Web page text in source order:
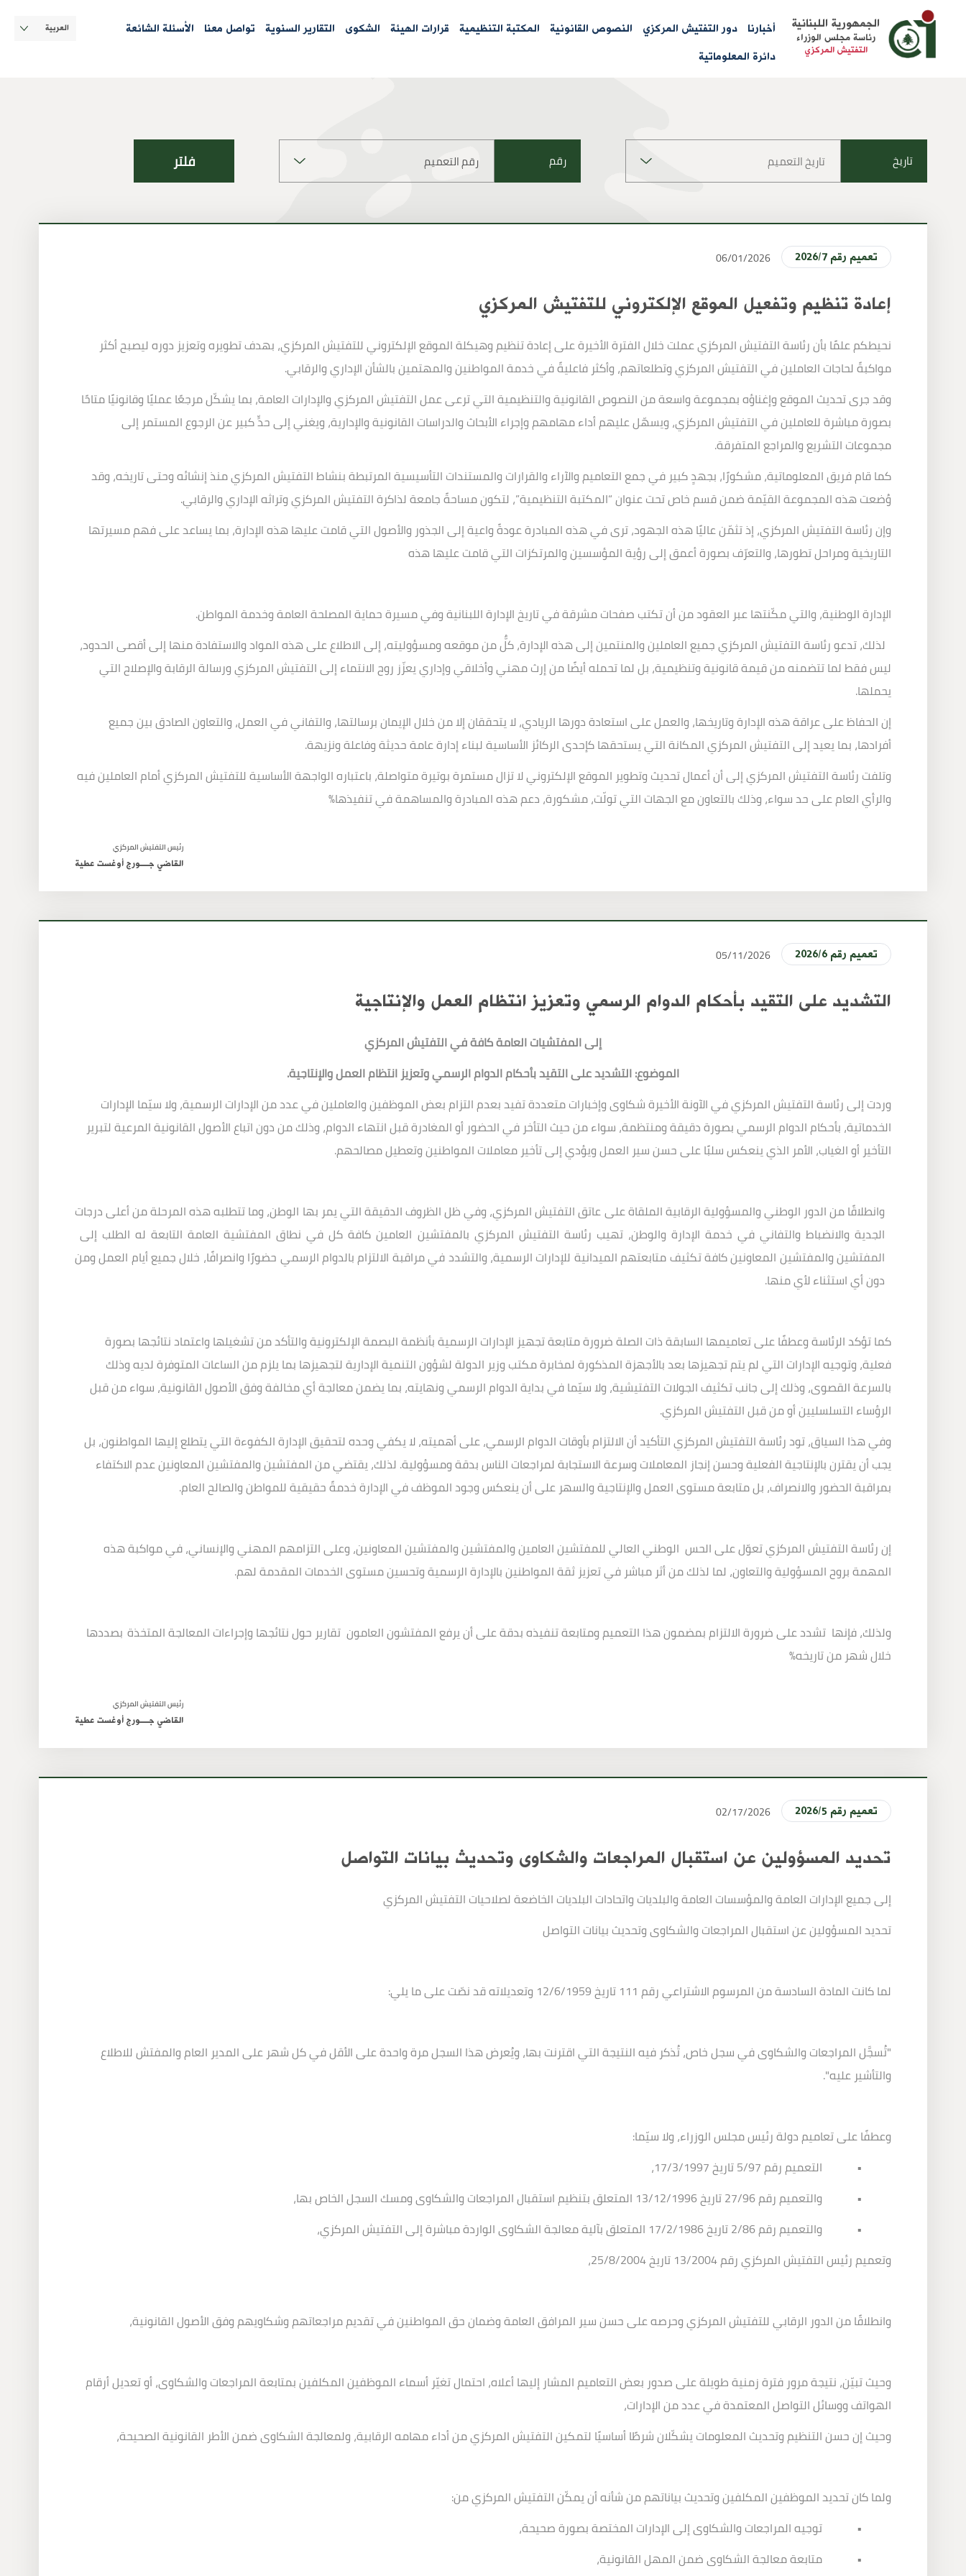
الجمهورية اللبنانية
رئاسة مجلس الوزراء
التفتيش المركزي
Main
أخبارنا دور التفتيش المركزي النصوص القانونية المكتبة التنظيمية قرارات الهيئة الشكوى التقارير السنوية تواصل معنا الأسئلة الشائعة
دائرة المعلوماتية
Select
your
تاريخ رقم
2026/7 تعميم رقم 06/01/2026
إعادة تنظيم وتفعيل الموقع الإلكتروني للتفتيش المركزي
نحيطكم علمًا بأن رئاسة التفتيش المركزي عملت خلال الفترة الأخيرة على إعادة تنظيم وهيكلة الموقع الإلكتروني للتفتيش المركزي، بهدف تطويره وتعزيز دوره ليصبح أكثر
مواكبةً لحاجات العاملين في التفتيش المركزي وتطلعاتهم، وأكثر فاعليةً في خدمة المواطنين والمهتمين بالشأن الإداري والرقابي.
وقد جرى تحديث الموقع وإغناؤه بمجموعة واسعة من النصوص القانونية والتنظيمية التي ترعى عمل التفتيش المركزي والإدارات العامة، بما يشكّل مرجعًا عمليًا وقانونيًا متاحًا
بصورة مباشرة للعاملين في التفتيش المركزي، ويسهّل عليهم أداء مهامهم وإجراء الأبحاث والدراسات القانونية والإدارية، ويغني إلى حدٍّ كبير عن الرجوع المستمر إلى
مجموعات التشريع والمراجع المتفرقة.
كما قام فريق المعلوماتية، مشكورًا، بجهدٍ كبير في جمع التعاميم والآراء والقرارات والمستندات التأسيسية المرتبطة بنشاط التفتيش المركزي منذ إنشائه وحتى تاريخه، وقد
وُضعت هذه المجموعة القيّمة ضمن قسم خاص تحت عنوان “المكتبة التنظيمية”، لتكون مساحةً جامعة لذاكرة التفتيش المركزي وتراثه الإداري والرقابي.
وإن رئاسة التفتيش المركزي، إذ تثمّن عاليًا هذه الجهود، ترى في هذه المبادرة عودةً واعية إلى الجذور والأصول التي قامت عليها هذه الإدارة، بما يساعد على فهم مسيرتها
التاريخية ومراحل تطورها، والتعرّف بصورة أعمق إلى رؤية المؤسسين والمرتكزات التي قامت عليها هذه
الإدارة الوطنية، والتي مكّنتها عبر العقود من أن تكتب صفحات مشرقة في تاريخ الإدارة اللبنانية وفي مسيرة حماية المصلحة العامة وخدمة المواطن.
لذلك، تدعو رئاسة التفتيش المركزي جميع العاملين والمنتمين إلى هذه الإدارة، كلٌّ من موقعه ومسؤوليته، إلى الاطلاع على هذه المواد والاستفادة منها إلى أقصى الحدود،
ليس فقط لما تتضمنه من قيمة قانونية وتنظيمية، بل لما تحمله أيضًا من إرث مهني وأخلاقي وإداري يعزّز روح الانتماء إلى التفتيش المركزي ورسالة الرقابة والإصلاح التي
يحملها.
إن الحفاظ على عراقة هذه الإدارة وتاريخها، والعمل على استعادة دورها الريادي، لا يتحققان إلا من خلال الإيمان برسالتها، والتفاني في العمل، والتعاون الصادق بين جميع
أفرادها، بما يعيد إلى التفتيش المركزي المكانة التي يستحقها كإحدى الركائز الأساسية لبناء إدارة عامة حديثة وفاعلة ونزيهة.
وتلفت رئاسة التفتيش المركزي إلى أن أعمال تحديث وتطوير الموقع الإلكتروني لا تزال مستمرة بوتيرة متواصلة، باعتباره الواجهة الأساسية للتفتيش المركزي أمام العاملين فيه
والرأي العام على حد سواء، وذلك بالتعاون مع الجهات التي تولّت، مشكورة، دعم هذه المبادرة والمساهمة في تنفيذها%
رئيس التفتيش المركزي
القاضي جــــورج أوغست عطية
2026/6 تعميم رقم 05/11/2026
التشديد على التقيد بأحكام الدوام الرسمي وتعزيز انتظام العمل والإنتاجية
إلى المفتشيات العامة كافة في التفتيش المركزي
الموضوع: التشديد على التقيد بأحكام الدوام الرسمي وتعزيز انتظام العمل والإنتاجية.
وردت إلى رئاسة التفتيش المركزي في الآونة الأخيرة شكاوى وإخبارات متعددة تفيد بعدم التزام بعض الموظفين والعاملين في عدد من الإدارات الرسمية، ولا سيّما الإدارات
الخدماتية، بأحكام الدوام الرسمي بصورة دقيقة ومنتظمة، سواء من حيث التأخر في الحضور أو المغادرة قبل انتهاء الدوام، وذلك من دون اتباع الأصول القانونية المرعية لتبرير
التأخير أو الغياب، الأمر الذي ينعكس سلبًا على حسن سير العمل ويؤدي إلى تأخير معاملات المواطنين وتعطيل مصالحهم.
وانطلاقًا من الدور الوطني والمسؤولية الرقابية الملقاة على عاتق التفتيش المركزي، وفي ظل الظروف الدقيقة التي يمر بها الوطن، وما تتطلبه هذه المرحلة من أعلى درجات
الجدية والانضباط والتفاني في خدمة الإدارة والوطن، تهيب رئاسة التفتيش المركزي بالمفتشين العامين كافة كل في نطاق المفتشية العامة التابعة له الطلب إلى
المفتشين والمفتشين المعاونين كافة تكثيف متابعتهم الميدانية للإدارات الرسمية، والتشدد في مراقبة الالتزام بالدوام الرسمي حضورًا وانصرافًا، خلال جميع أيام العمل ومن
دون أي استثناء لأي منها.
كما تؤكد الرئاسة وعطفًا على تعاميمها السابقة ذات الصلة ضرورة متابعة تجهيز الإدارات الرسمية بأنظمة البصمة الإلكترونية والتأكد من تشغيلها واعتماد نتائجها بصورة
فعلية، وتوجيه الإدارات التي لم يتم تجهيزها بعد بالأجهزة المذكورة لمخابرة مكتب وزير الدولة لشؤون التنمية الإدارية لتجهيزها بما يلزم من الساعات المتوفرة لديه وذلك
بالسرعة القصوى، وذلك إلى جانب تكثيف الجولات التفتيشية، ولا سيّما في بداية الدوام الرسمي ونهايته، بما يضمن معالجة أي مخالفة وفق الأصول القانونية، سواء من قبل
الرؤساء التسلسليين أو من قبل التفتيش المركزي.
وفي هذا السياق، تود رئاسة التفتيش المركزي التأكيد أن الالتزام بأوقات الدوام الرسمي، على أهميته، لا يكفي وحده لتحقيق الإدارة الكفوءة التي يتطلع إليها المواطنون، بل
يجب أن يقترن بالإنتاجية الفعلية وحسن إنجاز المعاملات وسرعة الاستجابة لمراجعات الناس بدقة ومسؤولية. لذلك، يقتضي من المفتشين والمفتشين المعاونين عدم الاكتفاء
بمراقبة الحضور والانصراف، بل متابعة مستوى العمل والإنتاجية والسهر على أن ينعكس وجود الموظف في الإدارة خدمةً حقيقية للمواطن والصالح العام.
إن رئاسة التفتيش المركزي تعوّل على الحس الوطني العالي للمفتشين العامين والمفتشين والمفتشين المعاونين، وعلى التزامهم المهني والإنساني، في مواكبة هذه
المهمة بروح المسؤولية والتعاون، لما لذلك من أثر مباشر في تعزيز ثقة المواطنين بالإدارة الرسمية وتحسين مستوى الخدمات المقدمة لهم.
ولذلك، فإنها تشدد على ضرورة الالتزام بمضمون هذا التعميم ومتابعة تنفيذه بدقة على أن يرفع المفتشون العامون تقارير حول نتائجها وإجراءات المعالجة المتخذة بصددها
خلال شهر من تاريخه%
رئيس التفتيش المركزي
القاضي جــــورج أوغست عطية
2026/5 تعميم رقم 02/17/2026
تحديد المسؤولين عن استقبال المراجعات والشكاوى وتحديث بيانات التواصل
إلى جميع الإدارات العامة والمؤسسات العامة والبلديات واتحادات البلديات الخاضعة لصلاحيات التفتيش المركزي
تحديد المسؤولين عن استقبال المراجعات والشكاوى وتحديث بيانات التواصل
لما كانت المادة السادسة من المرسوم الاشتراعي رقم 111 تاريخ 12/6/1959 وتعديلاته قد نصّت على ما يلي :
"تُسجَّل المراجعات والشكاوى في سجل خاص، تُذكر فيه النتيجة التي اقترنت بها، ويُعرض هذا السجل مرة واحدة على الأقل في كل شهر على المدير العام والمفتش للاطلاع
والتأشير عليه".
وعطفًا على تعاميم دولة رئيس مجلس الوزراء، ولا سيّما:
• التعميم رقم 5/97 تاريخ 17/3/1997،
• والتعميم رقم 27/96 تاريخ 13/12/1996 المتعلق بتنظيم استقبال المراجعات والشكاوى ومسك السجل الخاص بها،
• والتعميم رقم 2/86 تاريخ 17/2/1986 المتعلق بآلية معالجة الشكاوى الواردة مباشرة إلى التفتيش المركزي،
وتعميم رئيس التفتيش المركزي رقم 13/2004 تاريخ 25/8/2004،
وانطلاقًا من الدور الرقابي للتفتيش المركزي وحرصه على حسن سير المرافق العامة وضمان حق المواطنين في تقديم مراجعاتهم وشكاويهم وفق الأصول القانونية،
وحيث تبيّن، نتيجة مرور فترة زمنية طويلة على صدور بعض التعاميم المشار إليها أعلاه، احتمال تغيّر أسماء الموظفين المكلفين بمتابعة المراجعات والشكاوى، أو تعديل أرقام
الهواتف ووسائل التواصل المعتمدة في عدد من الإدارات،
وحيث إن حسن التنظيم وتحديث المعلومات يشكّلان شرطًا أساسيًا لتمكين التفتيش المركزي من أداء مهامه الرقابية، ولمعالجة الشكاوى ضمن الأطر القانونية الصحيحة،
ولما كان تحديد الموظفين المكلفين وتحديث بياناتهم من شأنه أن يمكّن التفتيش المركزي من:
• توجيه المراجعات والشكاوى إلى الإدارات المختصة بصورة صحيحة،
• متابعة معالجة الشكاوى ضمن المهل القانونية،